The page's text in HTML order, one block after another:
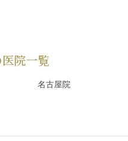
医院一覧
名古屋院